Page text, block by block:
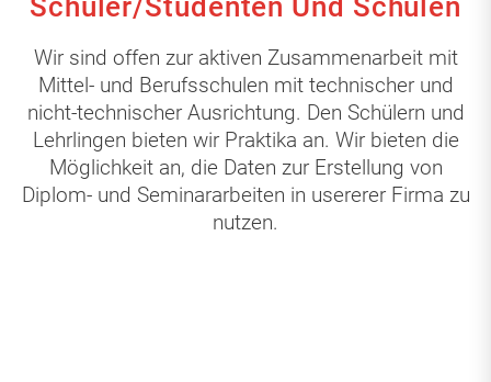
Schüler/Studenten Und Schulen
Wir sind offen zur aktiven Zusammenarbeit mit
Mittel- und Berufsschulen mit technischer und
nicht-technischer Ausrichtung. Den Schülern und
Lehrlingen bieten wir Praktika an. Wir bieten die
Möglichkeit an, die Daten zur Erstellung von
Diplom- und Seminararbeiten in usererer Firma zu
nutzen.